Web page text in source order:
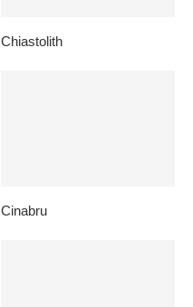
Chiastolith
Cinabru